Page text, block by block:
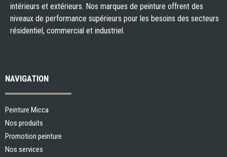
intérieurs et extérieurs. Nos marques de peinture offrent des
niveaux de performance supérieurs pour les besoins des secteurs
résidentiel, commercial et industriel.
NAVIGATION
Peinture Micca
Nos produits
Promotion peinture
Nos services